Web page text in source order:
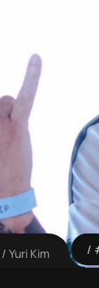
Yuri Kim